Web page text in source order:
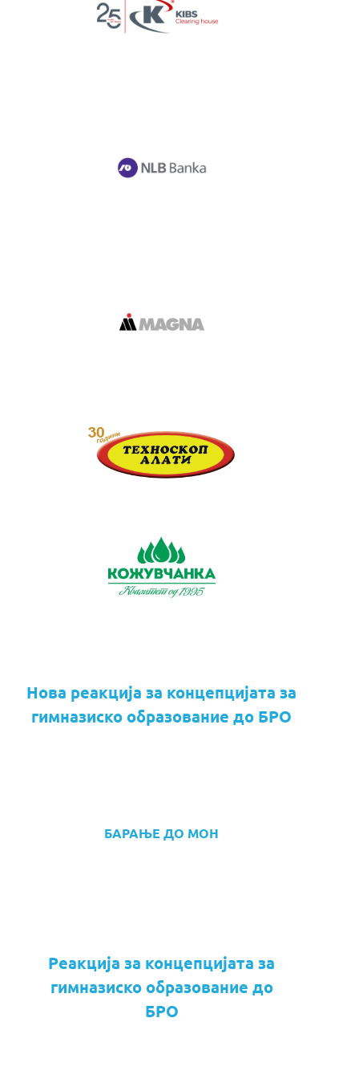
Нова реакција за концепцијата за
гимназиско образование до БРО
БАРАЊЕ ДО МОН
Реакција за концепцијата за
гимназиско образование до
БРО